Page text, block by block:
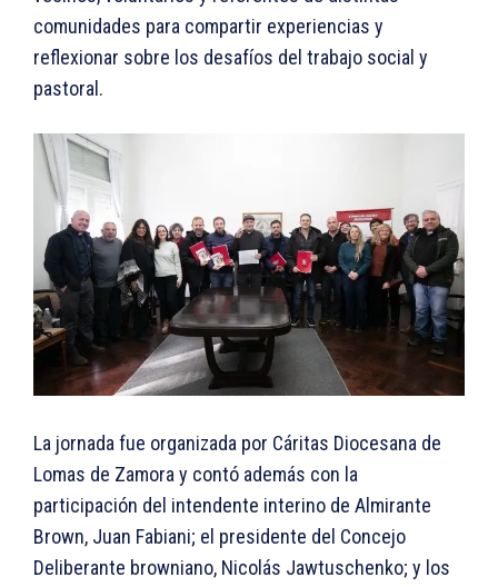
comunidades para compartir experiencias y
reflexionar sobre los desafíos del trabajo social y
pastoral.
La jornada fue organizada por Cáritas Diocesana de
Lomas de Zamora y contó además con la
participación del intendente interino de Almirante
Brown, Juan Fabiani; el presidente del Concejo
Deliberante browniano, Nicolás Jawtuschenko; y los